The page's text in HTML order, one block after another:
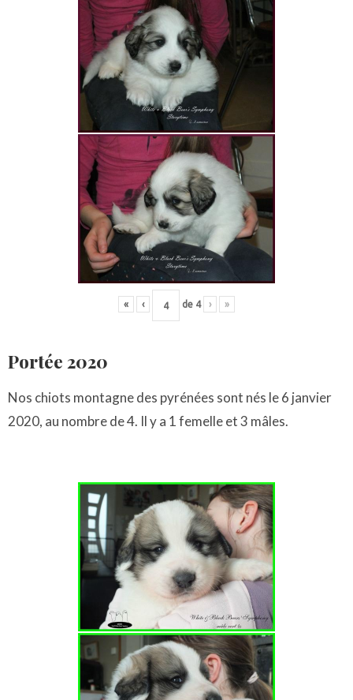
« ‹ de 4 › »
Portée 2020
Nos chiots montagne des pyrénées sont nés le 6 janvier
2020, au nombre de 4. Il y a 1 femelle et 3 mâles.